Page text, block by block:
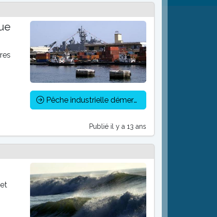
Pêche industrielle démersale : repos biologique fixé du 01/10 au 30/11/12
Publié il y a 13 ans